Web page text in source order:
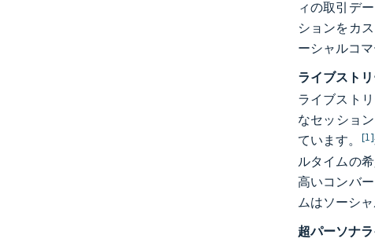
ィの取引デ
ションをカ
ーシャルコ
ライブスト
ライブスト
なセッショ
ています。 [1]
ルタイムの
高いコンバ
ムはソーシ
超パーソナ